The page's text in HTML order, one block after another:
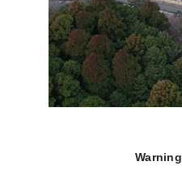
Warning